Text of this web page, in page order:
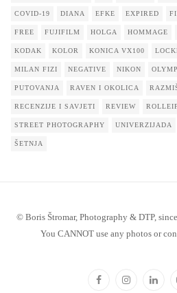
COVID-19 DIANA EFKE EXPIRED
FREE FUJIFILM HOLGA HOMMAGE
KODAK KOLOR KONICA VX100
MILAN FIZI NEGATIVE NIKON
PUTOVANJA RAVEN I OKOLICA
RECENZIJE I SAVJETI REVIEW
STREET PHOTOGRAPHY UNIVERZIJADA
ŠETNJA
© Boris Štromar, Photography & DTP,
You CANNOT use any photos or